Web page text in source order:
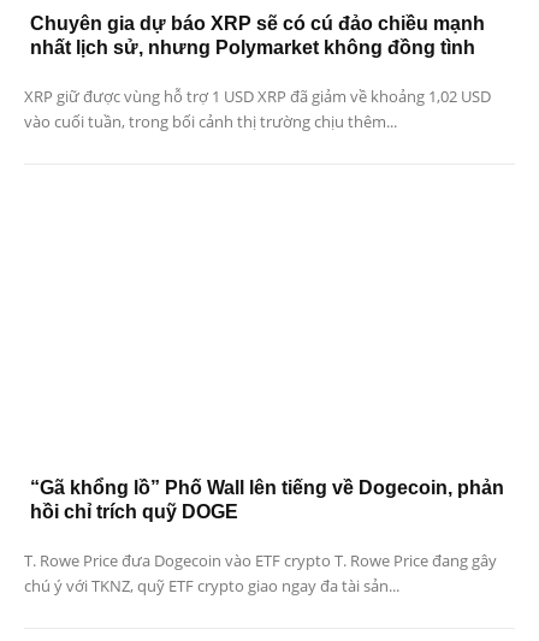
Chuyên gia dự báo XRP sẽ có cú đảo chiều mạnh
nhất lịch sử, nhưng Polymarket không đồng tình
XRP giữ được vùng hỗ trợ 1 USD XRP đã giảm về khoảng 1,02 USD
vào cuối tuần, trong bối cảnh thị trường chịu thêm...
“Gã khổng lồ” Phố Wall lên tiếng về Dogecoin, phản
hồi chỉ trích quỹ DOGE
T. Rowe Price đưa Dogecoin vào ETF crypto T. Rowe Price đang gây
chú ý với TKNZ, quỹ ETF crypto giao ngay đa tài sản...